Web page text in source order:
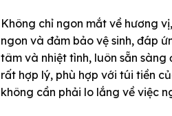
Không chỉ ngon mắt về hương
ngon và đảm bảo vệ sinh, đáp
tâm và nhiệt tình, luôn sẵn
rất hợp lý, phù hợp với túi tiền
không cần phải lo lắng về việc